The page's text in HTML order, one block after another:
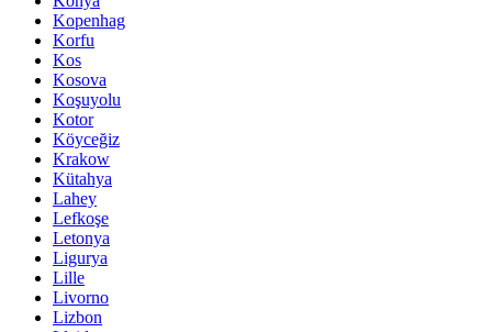
Kopenhag
Korfu
Kos
Kosova
Koşuyolu
Kotor
Köyceğiz
Krakow
Kütahya
Lahey
Lefkoşe
Letonya
Ligurya
Lille
Livorno
Lizbon